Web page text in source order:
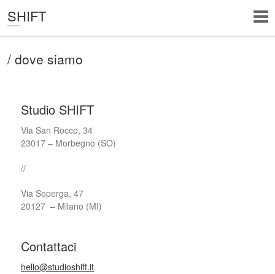
SHIFT
/ dove siamo
Studio SHIFT
Via San Rocco, 34
23017 – Morbegno (SO)
//
Via Soperga, 47
20127 – Milano (MI)
Contattaci
hello@studioshift.it